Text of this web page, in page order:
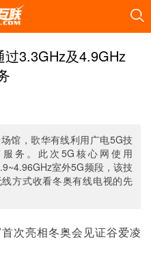
3.3GHz及4.9GHz
馆，歌华有线利用广电5G技
务。此次5G核心网使用
室外5G频段，该技
方式收看冬奥有线电视的先
次亮相冬奥会见证谷爱凌